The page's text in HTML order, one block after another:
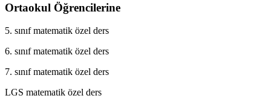
Ortaokul Öğrencilerine
5. sınıf matematik özel ders
6. sınıf matematik özel ders
7. sınıf matematik özel ders
LGS matematik özel ders